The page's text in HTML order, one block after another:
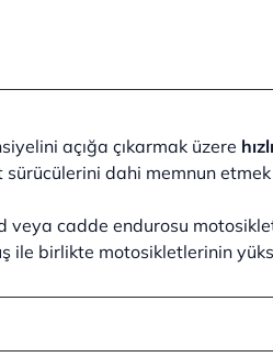
açığa çıkarmak üzere
dahi memnun
veya cadde endurosu
ile birlikte motosikletlerinin